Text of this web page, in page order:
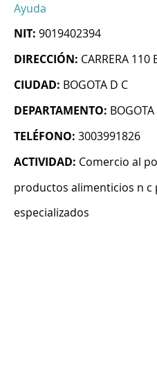
Ayuda
NIT: 9019402394
DIRECCIÓN: CARRERA 110
CIUDAD: BOGOTA D C
DEPARTAMENTO: BOGOTA
TELÉFONO: 3003991826
ACTIVIDAD: Comercio al
productos alimenticios n c
especializados